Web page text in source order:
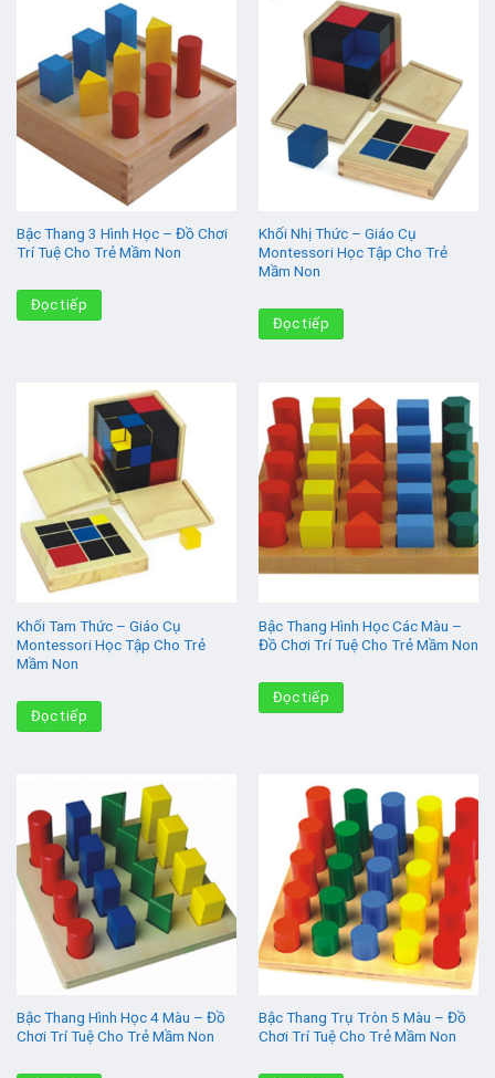
Bậc Thang 3 Hình Học – Đồ Chơi
Trí Tuệ Cho Trẻ Mầm Non
Đọc tiếp
Khối Nhị Thức – Giáo Cụ
Montessori Học Tập Cho Trẻ
Mầm Non
Đọc tiếp
Khối Tam Thức – Giáo Cụ
Montessori Học Tập Cho Trẻ
Mầm Non
Đọc tiếp
Bậc Thang Hình Học Các Màu –
Đồ Chơi Trí Tuệ Cho Trẻ Mầm Non
Đọc tiếp
Bậc Thang Hình Học 4 Màu – Đồ
Chơi Trí Tuệ Cho Trẻ Mầm Non
Bậc Thang Trụ Tròn 5 Màu – Đồ
Chơi Trí Tuệ Cho Trẻ Mầm Non